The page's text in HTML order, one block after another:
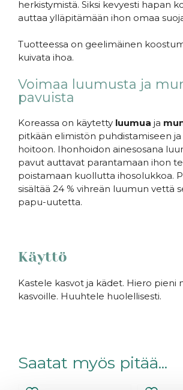
herkistymistä. Siksi kevyesti hapan
auttaa ylläpitämään ihon omaa
Tuotteessa on geelimäinen
kuivata ihoa.
Voimaa luumusta ja
pavuista
Koreassa on käytetty luumua ja
pitkään elimistön puhdistamiseen
hoitoon. Ihonhoidon ainesosana
pavut auttavat parantamaan ihon
poistamaan kuollutta ihosolukkoa.
sisältää 24 % vihreän luumun vettä
papu-uutetta.
Käyttö
Kastele kasvot ja kädet. Hiero pieni
kasvoille. Huuhtele huolellisesti.
Saatat myös pitää...